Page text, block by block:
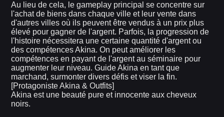
Au lieu de cela, le gameplay principal se concentre sur
l'achat de biens dans chaque ville et leur vente dans
d'autres villes où ils peuvent être vendus à un prix plus
élevé pour gagner de l'argent. Parfois, la progression de
l'histoire nécessitera une certaine quantité d'argent ou
des compétences Akina. On peut améliorer les
compétences en payant de l'argent au séminaire pour
augmenter leur niveau. Guide Akina en tant que
marchand, surmonter divers défis et viser la fin.
[Protagoniste Akina & Outfits]
Akina est une beauté pure et innocente aux cheveux
noirs.